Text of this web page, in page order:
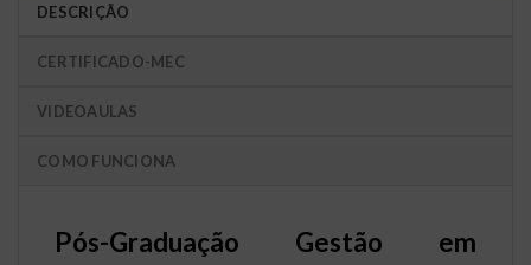
DESCRIÇÃO
CERTIFICADO-MEC
VIDEOAULAS
COMO FUNCIONA
Pós-Graduação Gestão em